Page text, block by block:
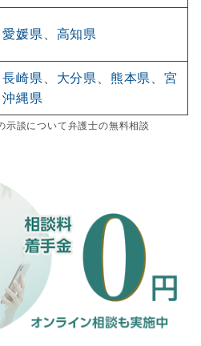
愛媛県、 高知県
長崎県、 大分県、 熊本県、宮
沖縄県
示談について弁護士の無料相談